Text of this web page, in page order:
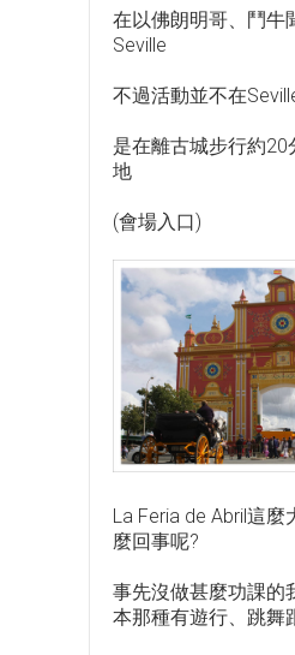
在以佛朗明哥、鬥牛
Seville
不過活動並不在
是在離古城步行約20
地
(會場入口)
La Feria de Abril這
麼回事呢?
事先沒做甚麼功課的
本那種有遊行、跳舞